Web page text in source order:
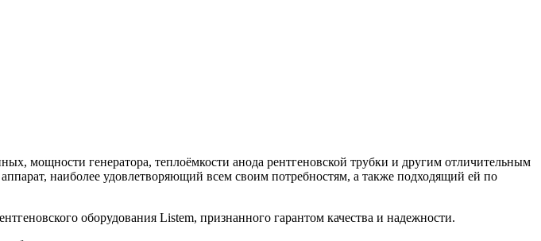
мощности генератора, теплоёмкости анода рентгеновской трубки и другим отличительным
наиболее удовлетворяющий всем своим потребностям, а также подходящий ей по
оборудования Listem, признанного гарантом качества и надежности.